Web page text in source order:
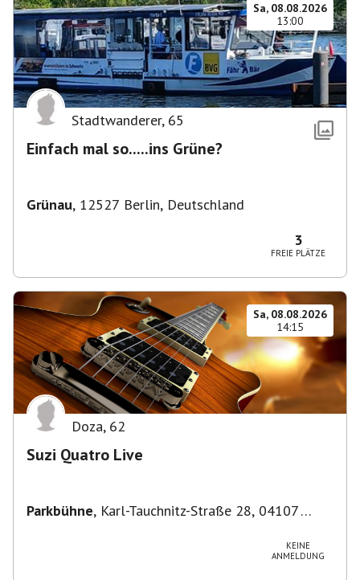
Sa, 08.08.2026
13:00
Stadtwanderer, 65
Einfach mal so.....ins Grüne?
Grünau, 12527 Berlin, Deutschland
3
FREIE PLÄTZE
Sa, 08.08.2026
14:15
Doza, 62
Suzi Quatro Live
Parkbühne, Karl-Tauchnitz-Straße 28, 04107
KEINE
ANMELDUNG